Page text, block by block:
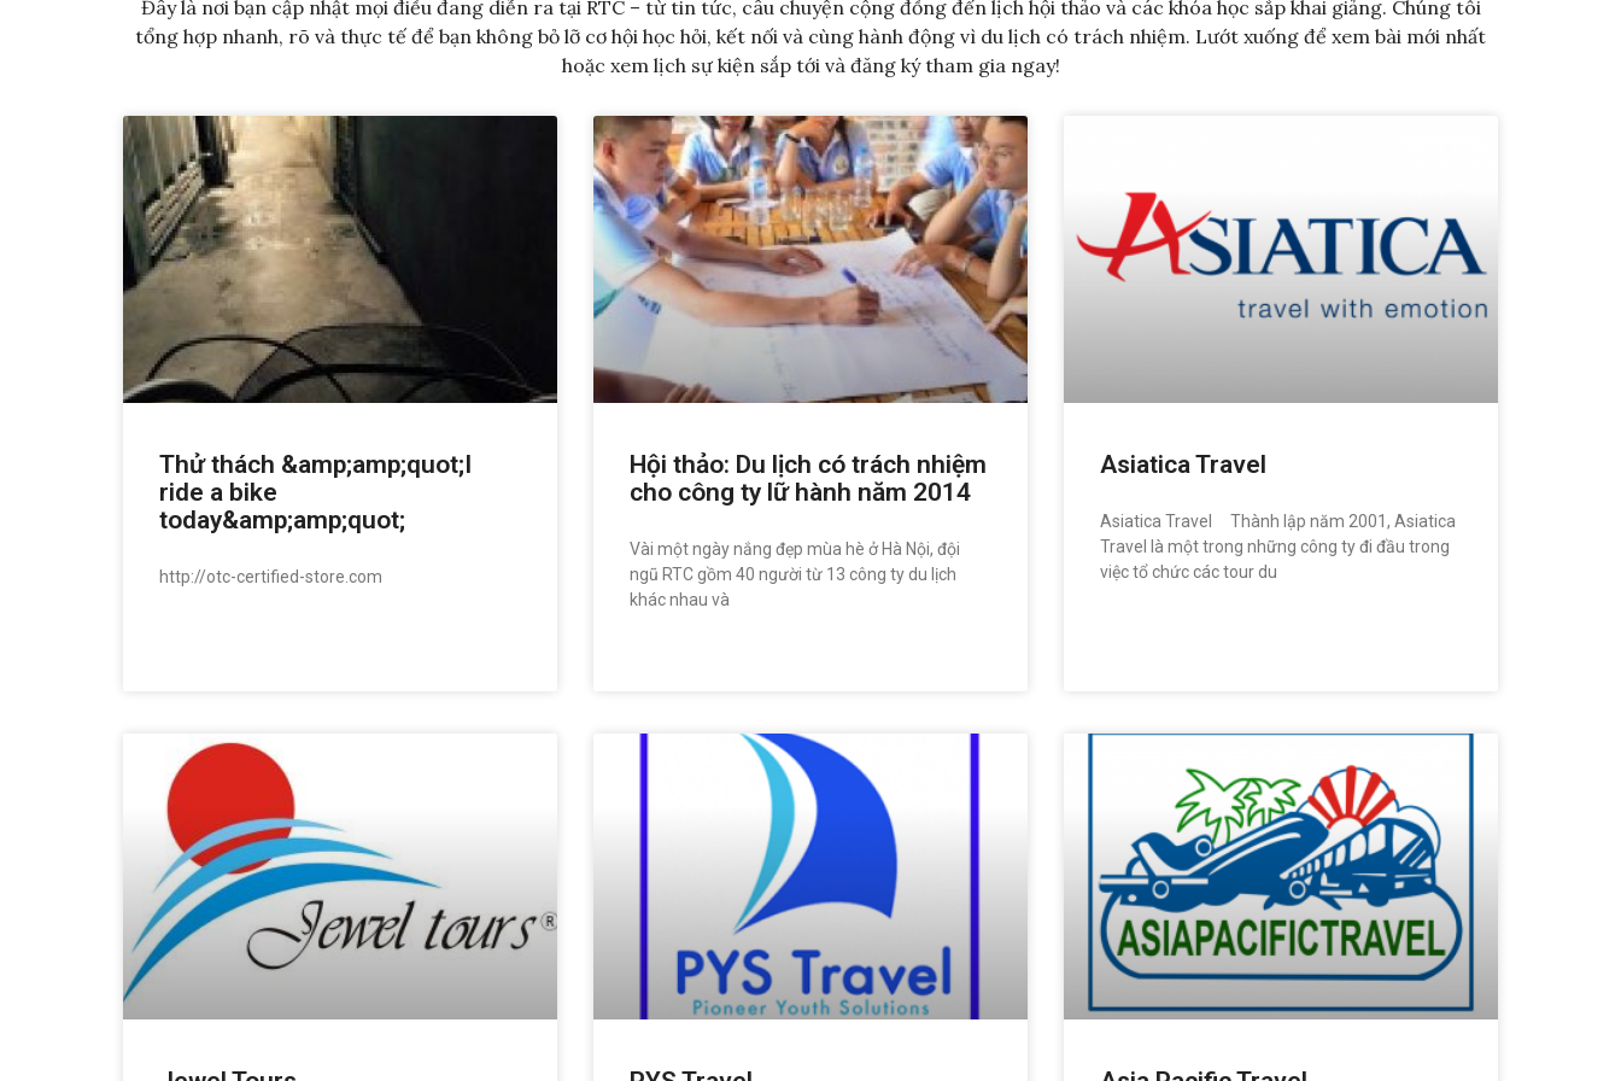
Đây là nơi bạn cập nhật mọi điều đang diễn ra tại RTC – từ tin tức, câu chuyện cộng đồng đến lịch hội thảo và các khóa học sắp khai giảng. Chúng tôi
tổng hợp nhanh, rõ và thực tế để bạn không bỏ lỡ cơ hội học hỏi, kết nối và cùng hành động vì du lịch có trách nhiệm. Lướt xuống để xem bài mới nhất
hoặc xem lịch sự kiện sắp tới và đăng ký tham gia ngay!
Thử thách &amp;amp;quot;I
ride a bike
today&amp;amp;quot;
http://otc-certified-store.com
Hội thảo: Du lịch có trách nhiệm
cho công ty lữ hành năm 2014
Vài một ngày nắng đẹp mùa hè ở Hà Nội, đội
ngũ RTC gồm 40 người từ 13 công ty du lịch
khác nhau và
Asiatica Travel
Asiatica Travel Thành lập năm 2001, Asiatica
Travel là một trong những công ty đi đầu trong
việc tổ chức các tour du